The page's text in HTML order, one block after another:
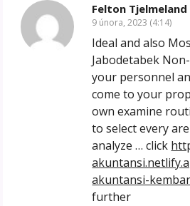
Felton Tjelmeland
9 února, 2023 (4:14)
Ideal and also
Jabodetabek
your personnel
come to your
own examine
to select every
analyze … click
akuntansi-
further